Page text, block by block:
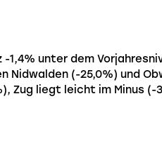
unter dem
Nidwalden (-25,0%) und
Zug liegt leicht im Minus (-